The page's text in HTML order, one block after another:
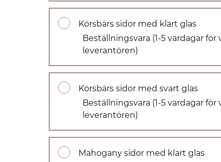
Körsbärs sidor med klart glas
Beställningsvara (1-5 vardagar
leverantören)
Körsbärs sidor med svart glas
Beställningsvara (1-5 vardagar
leverantören)
Mahogany sidor med klart glas